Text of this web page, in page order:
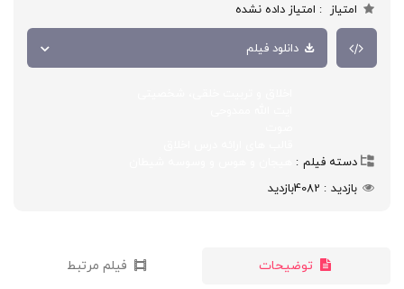
امتیاز
امتیاز داده نشده
دانلود فیلم
دسته فیلم
بازدید
4082بازدید
توضیحات فیلم مرتبط